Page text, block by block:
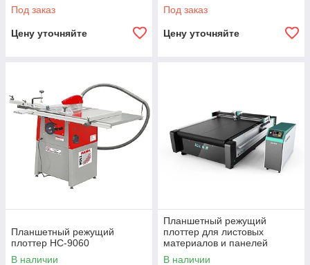
Под заказ
Цену уточняйте
Под заказ
Цену уточняйте
Планшетный режущий
плоттер HC-9060
В наличии
Планшетный режущий
плоттер для листовых
материалов и панелей
PLT2125F
В наличии